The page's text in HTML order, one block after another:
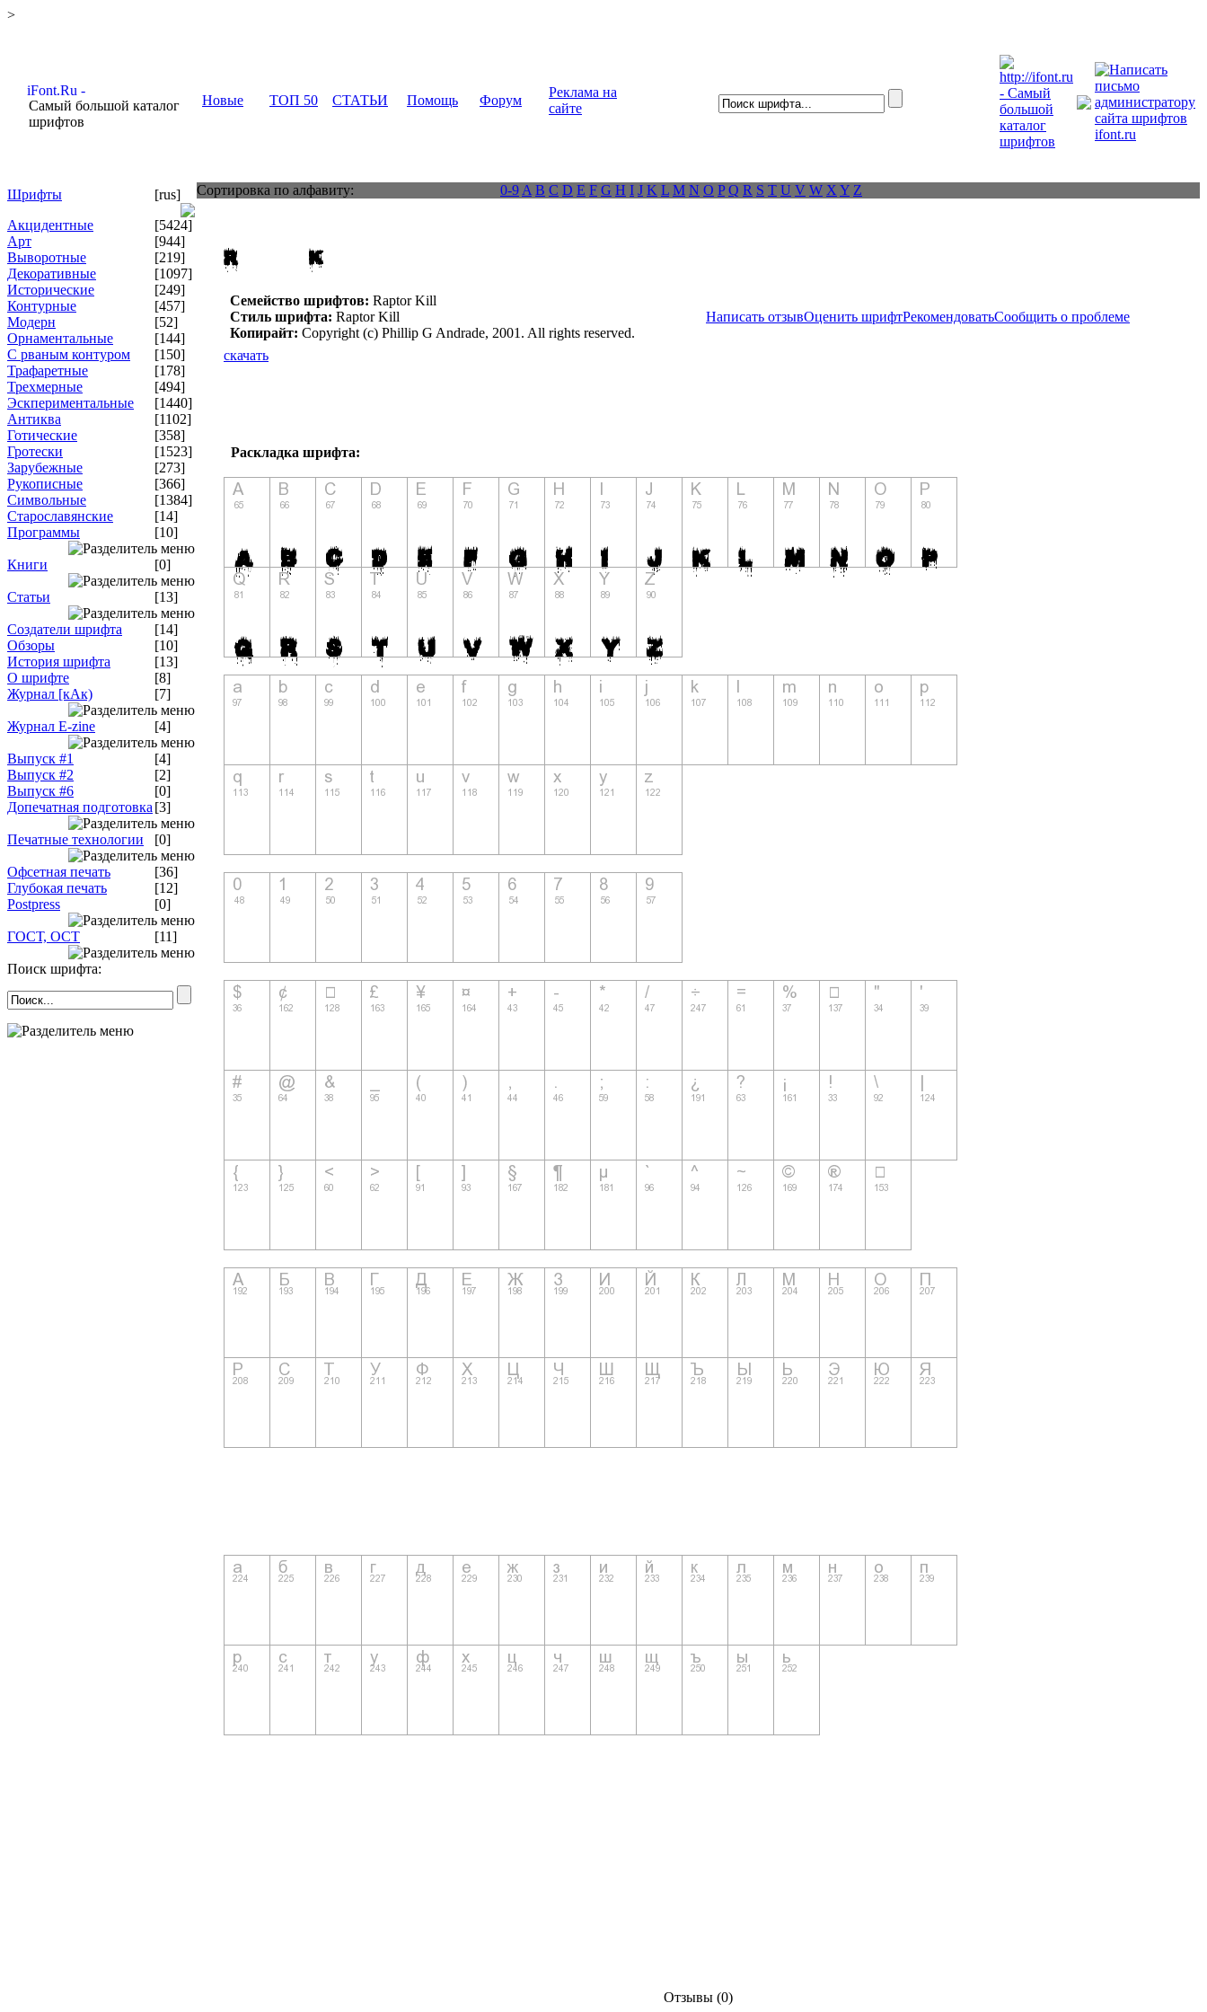
>
Самый большой каталог
шрифтов
Новые ТОП 50 СТАТЬИ Помощь Форум
Реклама на
сайте
Шрифты
[rus]
Акцидентные
[5424]
Арт
[944]
Выворотные
[219]
Декоративные
[1097]
Исторические
[249]
Контурные
[457]
Модерн
[52]
Орнаментальные
[144]
С рваным контуром
[150]
Трафаретные
[178]
Трехмерные
[494]
Эскпериментальные
[1440]
Антиква
[1102]
Готические
[358]
Гротески
[1523]
Зарубежные
[273]
Рукописные
[366]
Символьные
[1384]
Старославянские
[14]
Программы
[10]
Книги [0]
Статьи [13]
Создатели шрифта
[14]
Обзоры
[10]
История шрифта
[13]
О шрифте
[8]
Журнал [кАк)
[7]
Журнал E-zine [4]
Выпуск #1
[4]
Выпуск #2
[2]
Выпуск #6
[0]
Допечатная подготовка [3]
Печатные технологии [0]
Офсетная печать
[36]
Глубокая печать
[12]
Postpress
[0]
ГОСТ, ОСТ [11]
Поиск шрифта:
Сортировка по алфавиту: 0-9 A B C D E F G H I J K L M N O P Q R S T U V W X Y Z
Семейство шрифтов: Raptor Kill
Стиль шрифта: Raptor Kill
Копирайт: Copyright (c) Phillip G Andrade, 2001. All rights reserved.
Написать отзывОценить шрифтРекомендоватьСообщить о проблеме
скачать
Раскладка шрифта:
Отзывы (0)